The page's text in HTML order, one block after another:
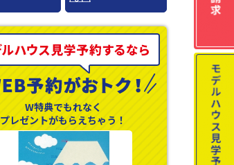
W特典でもれなく
プレゼントがもらえちゃう！